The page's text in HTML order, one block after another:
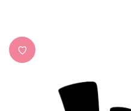
♡